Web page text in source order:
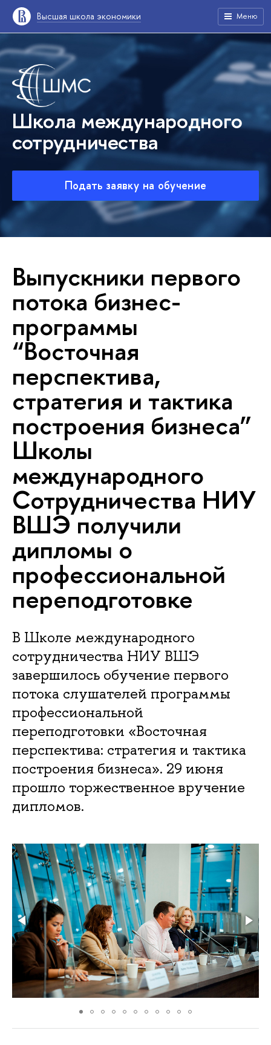
Высшая школа экономики Меню
Школа международного
сотрудничества
Подать заявку на обучение
Выпускники первого
потока бизнес-
программы
“Восточная
перспектива,
стратегия и тактика
построения бизнеса”
Школы
международного
Сотрудничества НИУ
ВШЭ получили
дипломы о
профессиональной
переподготовке
В Школе международного
сотрудничества НИУ ВШЭ
завершилось обучение первого
потока слушателей программы
профессиональной
переподготовки «Восточная
перспектива: стратегия и тактика
построения бизнеса». 29 июня
прошло торжественное вручение
дипломов.